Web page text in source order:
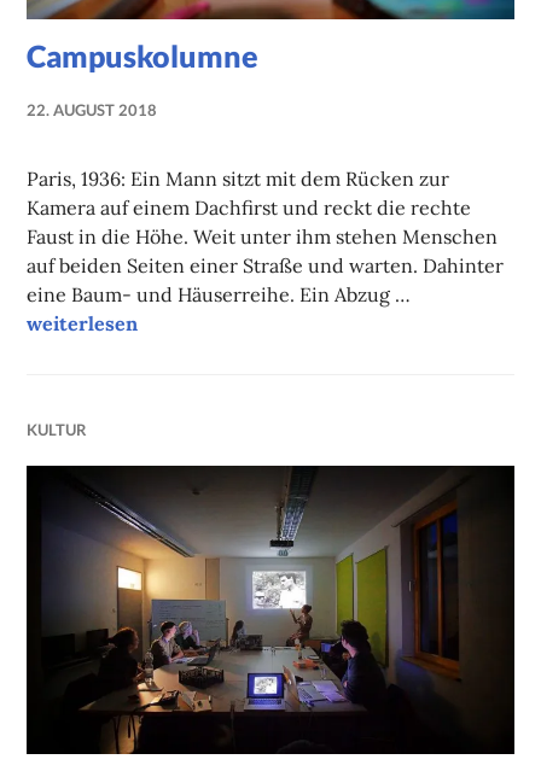
Campuskolumne
22. AUGUST 2018
Paris, 1936: Ein Mann sitzt mit dem Rücken zur
Kamera auf einem Dachfirst und reckt die rechte
Faust in die Höhe. Weit unter ihm stehen Menschen
auf beiden Seiten einer Straße und warten. Dahinter
eine Baum- und Häuserreihe. Ein Abzug …
Campuskolumne
weiterlesen
KULTUR